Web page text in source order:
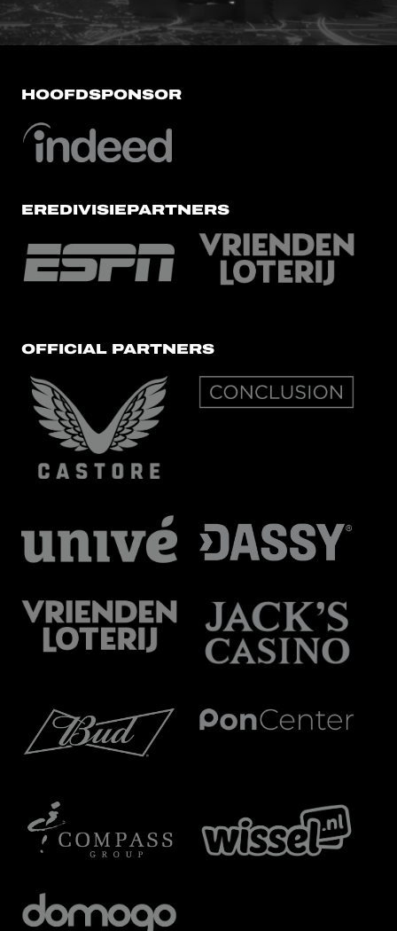
HOOFDSPONSOR
EREDIVISIEPARTNERS
OFFICIAL PARTNERS